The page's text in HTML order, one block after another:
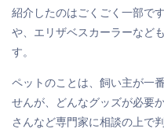
紹介したのはごくごく一部で
や、エリザベスカーラーなど
す。
ペットのことは、飼い主が一
せんが、どんなグッズが必要
さんなど専門家に相談の上で